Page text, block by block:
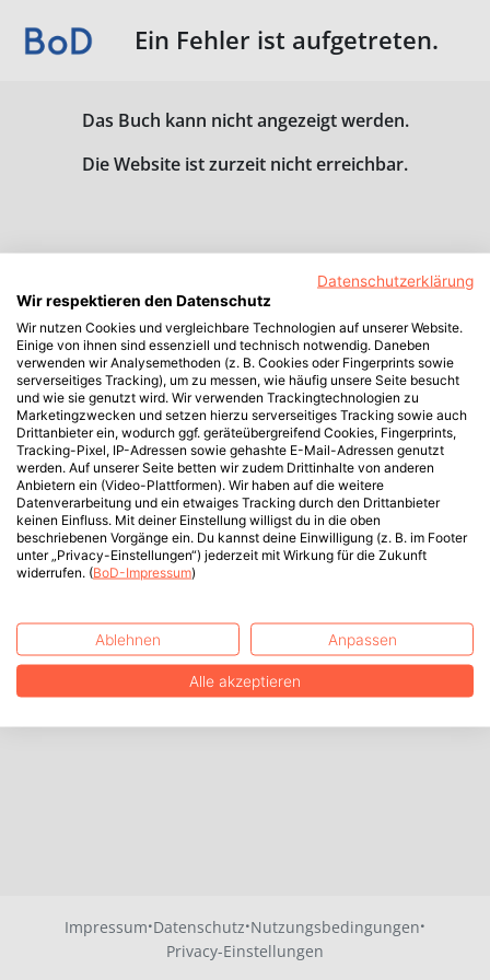
Ein Fehler ist aufgetreten.
Das Buch kann nicht angezeigt werden.
Die Website ist zurzeit nicht erreichbar.
Impressum·Datenschutz·Nutzungsbedingungen·
Privacy-Einstellungen
Datenschutzerklärung
Wir respektieren den Datenschutz
Wir nutzen Cookies und vergleichbare Technologien auf unserer Website.
Einige von ihnen sind essenziell und technisch notwendig. Daneben
verwenden wir Analysemethoden (z. B. Cookies oder Fingerprints sowie
serverseitiges Tracking), um zu messen, wie häufig unsere Seite besucht
und wie sie genutzt wird. Wir verwenden Trackingtechnologien zu
Marketingzwecken und setzen hierzu serverseitiges Tracking sowie auch
Drittanbieter ein, wodurch ggf. geräteübergreifend Cookies, Fingerprints,
Tracking-Pixel, IP-Adressen sowie gehashte E-Mail-Adressen genutzt
werden. Auf unserer Seite betten wir zudem Drittinhalte von anderen
Anbietern ein (Video-Plattformen). Wir haben auf die weitere
Datenverarbeitung und ein etwaiges Tracking durch den Drittanbieter
keinen Einfluss. Mit deiner Einstellung willigst du in die oben
beschriebenen Vorgänge ein. Du kannst deine Einwilligung (z. B. im Footer
unter „Privacy-Einstellungen“) jederzeit mit Wirkung für die Zukunft
widerrufen. (BoD-Impressum)
Ablehnen Anpassen
Alle akzeptieren